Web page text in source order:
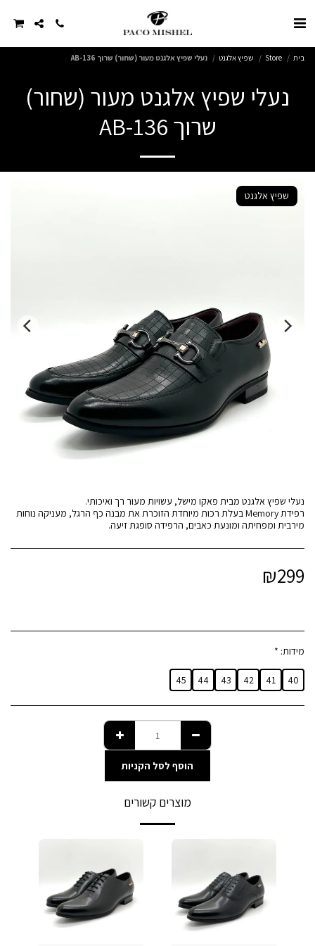
בית Store שפיץ אלגנט נעלי שפיץ אלגנט מעור (שחור) שרוך AB-136
נעלי שפיץ אלגנט מעור (שחור)
שרוך AB-136
שפיץ אלגנט
רפידת Memory בעלת רכות מיוחדת הזוכרת את מבנה כף הרגל, מעניקה נוחות
מירבית ומפחיתה ומונעת כאבים, הרפידה סופגת זיעה.
₪299
מידות: *
40
41
42
43
44
45
הוסף לסל הקניות
מוצרים קשורים